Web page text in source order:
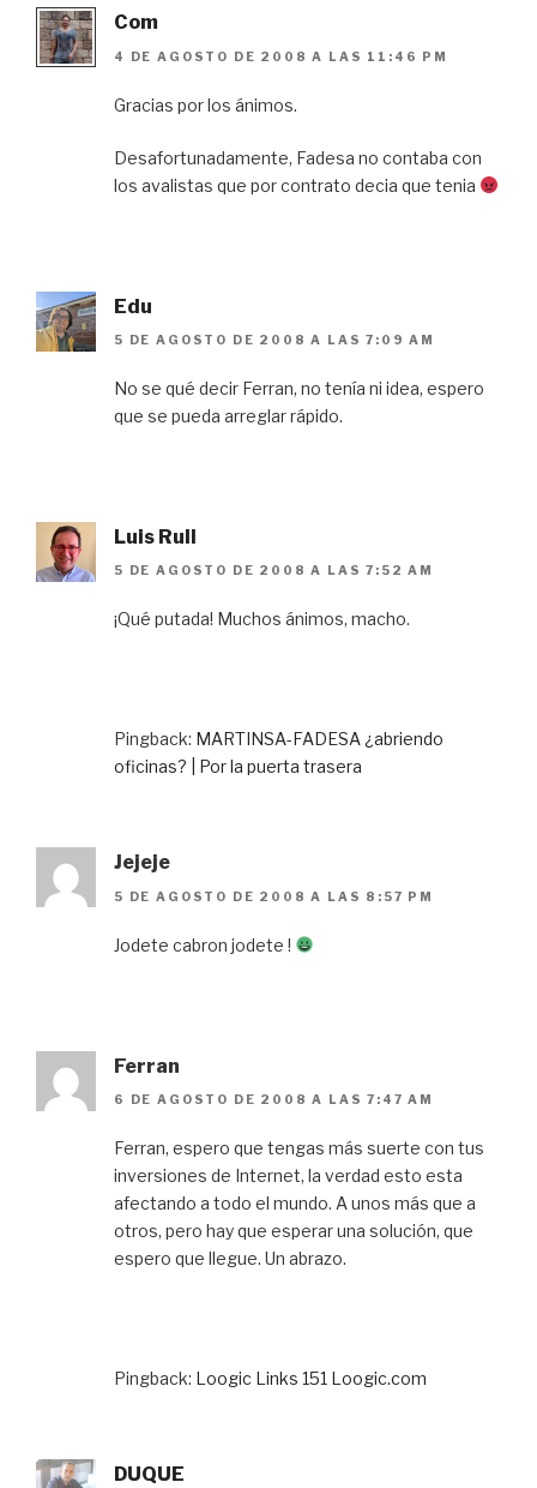
Com
4 DE AGOSTO DE 2008 A LAS 11:46 PM
Gracias por los ánimos.
Desafortunadamente, Fadesa no contaba con
los avalistas que por contrato decia que tenia
Edu
5 DE AGOSTO DE 2008 A LAS 7:09 AM
No se qué decir Ferran, no tenía ni idea, espero
que se pueda arreglar rápido.
Luis Rull
5 DE AGOSTO DE 2008 A LAS 7:52 AM
¡Qué putada! Muchos ánimos, macho.
Pingback: MARTINSA-FADESA ¿abriendo
oficinas? | Por la puerta trasera
Jejeje
5 DE AGOSTO DE 2008 A LAS 8:57 PM
Jodete cabron jodete !
Ferran
6 DE AGOSTO DE 2008 A LAS 7:47 AM
Ferran, espero que tengas más suerte con tus
inversiones de Internet, la verdad esto esta
afectando a todo el mundo. A unos más que a
otros, pero hay que esperar una solución, que
espero que llegue. Un abrazo.
Pingback: Loogic Links 151 Loogic.com
DUQUE